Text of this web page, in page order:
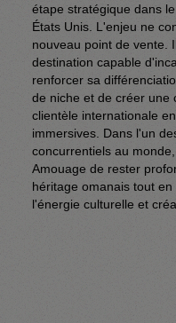
étape stratégique dans
États Unis. L'enjeu ne
nouveau point de vente.
destination capable
renforcer sa
de niche et de créer une
clientèle internationale
immersives. Dans l'un
concurrentiels au
Amouage de rester
héritage omanais tout
l'énergie culturelle et